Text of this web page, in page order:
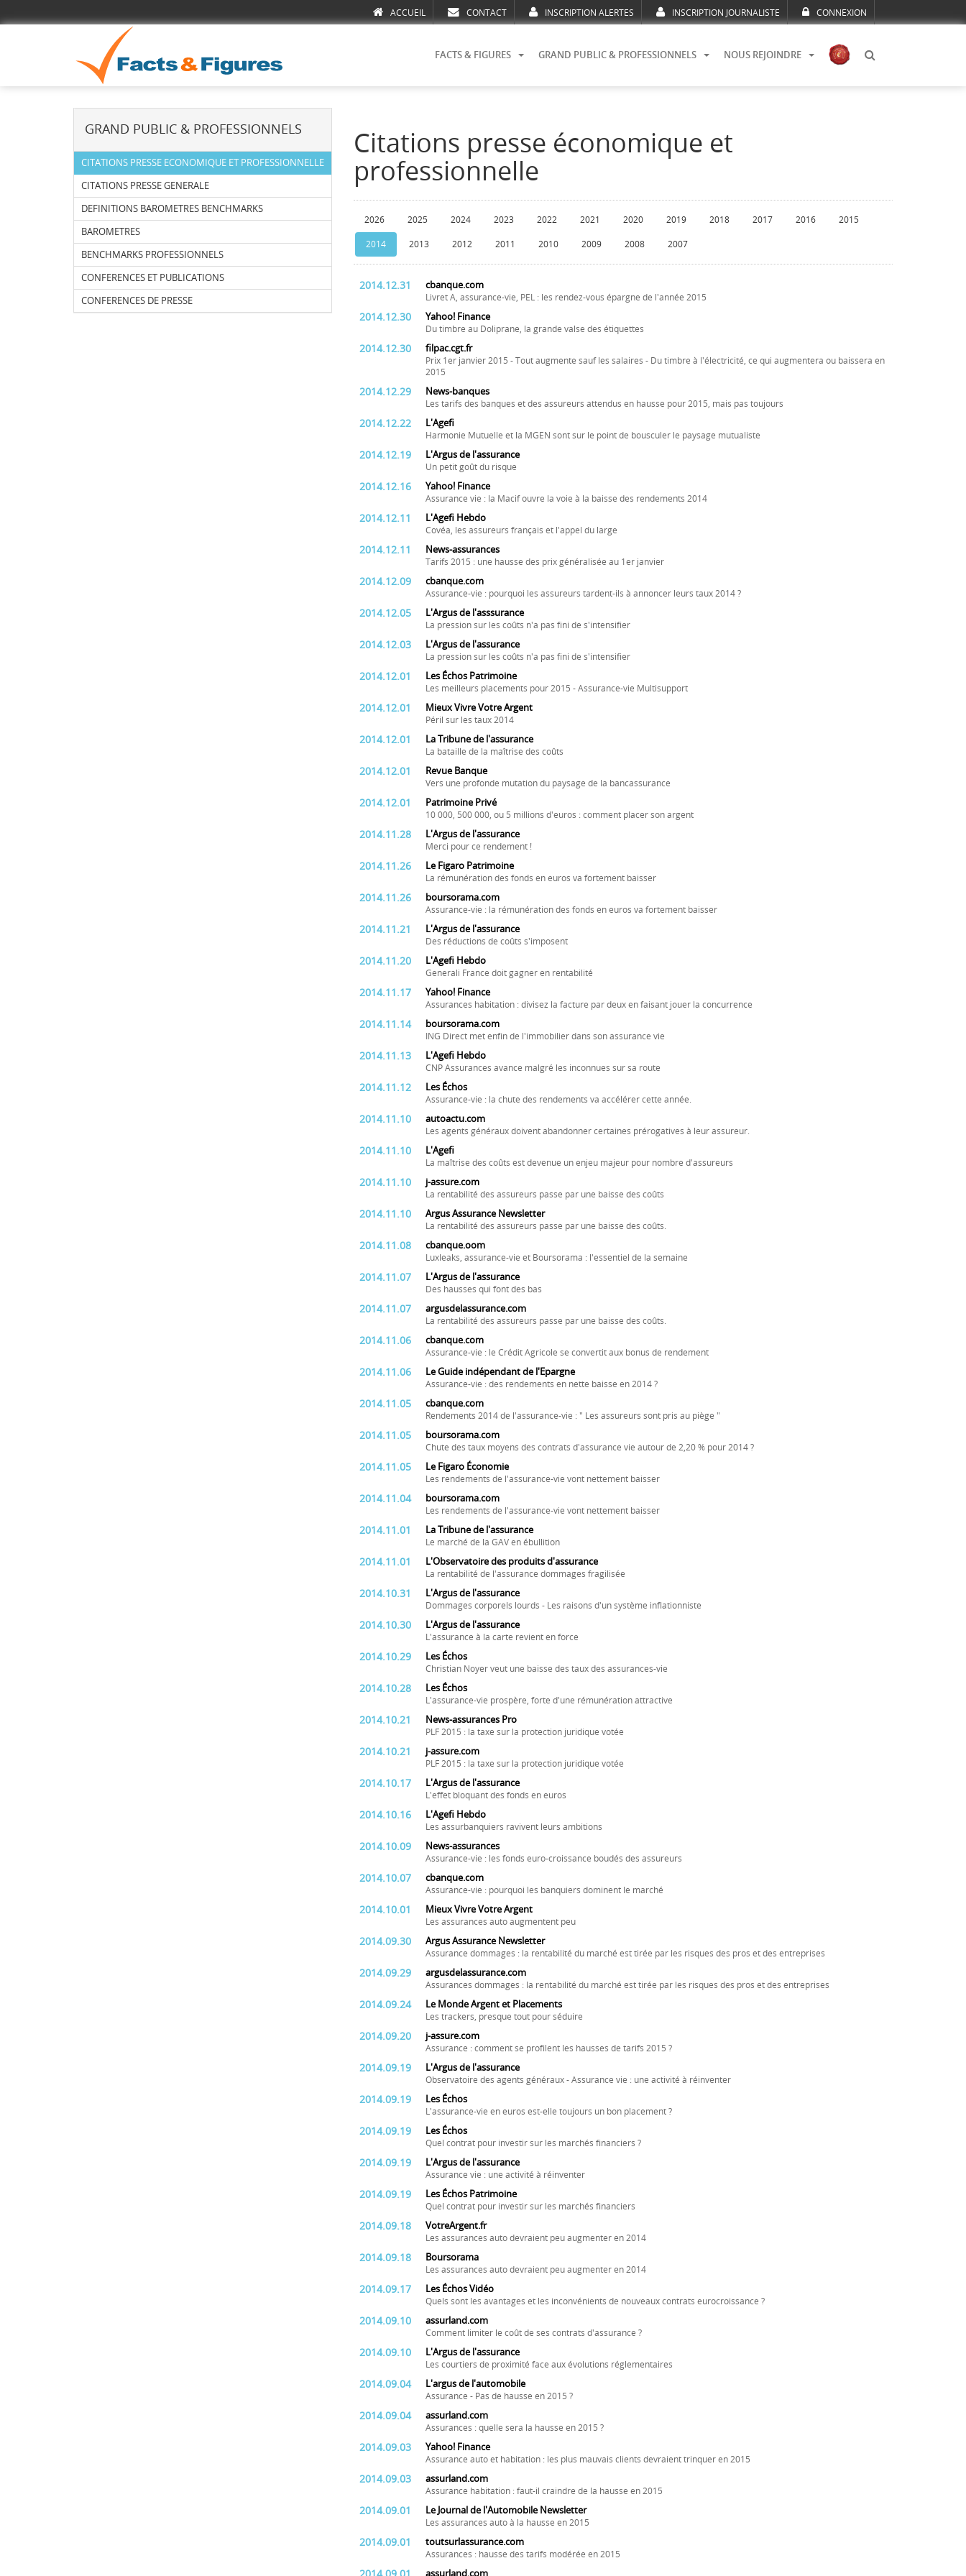
ACCUEIL CONTACT INSCRIPTION ALERTES INSCRIPTION JOURNALISTE CONNEXION
FACTS & FIGURES GRAND PUBLIC & PROFESSIONNELS NOUS REJOINDRE
GRAND PUBLIC & PROFESSIONNELS
CITATIONS PRESSE ECONOMIQUE ET PROFESSIONNELLE
CITATIONS PRESSE GENERALE
DEFINITIONS BAROMETRES BENCHMARKS
BAROMETRES
BENCHMARKS PROFESSIONNELS
CONFERENCES ET PUBLICATIONS
CONFERENCES DE PRESSE
Citations presse économique et
professionnelle
2026 2025 2024 2023 2022 2021 2020 2019 2018 2017 2016 2015
2014 2013 2012 2011 2010 2009 2008 2007
2014.12.31 cbanque.com
Livret A, assurance-vie, PEL : les rendez-vous épargne de l'année 2015
2014.12.30 Yahoo! Finance
Du timbre au Doliprane, la grande valse des étiquettes
2014.12.30 filpac.cgt.fr
Prix 1er janvier 2015 - Tout augmente sauf les salaires - Du timbre à l'électricité, ce qui augmentera ou baissera en
2015
2014.12.29 News-banques
Les tarifs des banques et des assureurs attendus en hausse pour 2015, mais pas toujours
2014.12.22 L'Agefi
Harmonie Mutuelle et la MGEN sont sur le point de bousculer le paysage mutualiste
2014.12.19 L'Argus de l'assurance
Un petit goût du risque
2014.12.16 Yahoo! Finance
Assurance vie : la Macif ouvre la voie à la baisse des rendements 2014
2014.12.11 L'Agefi Hebdo
Covéa, les assureurs français et l'appel du large
2014.12.11 News-assurances
Tarifs 2015 : une hausse des prix généralisée au 1er janvier
2014.12.09 cbanque.com
Assurance-vie : pourquoi les assureurs tardent-ils à annoncer leurs taux 2014 ?
2014.12.05 L'Argus de l'asssurance
La pression sur les coûts n'a pas fini de s'intensifier
2014.12.03 L'Argus de l'assurance
La pression sur les coûts n'a pas fini de s'intensifier
2014.12.01 Les Échos Patrimoine
Les meilleurs placements pour 2015 - Assurance-vie Multisupport
2014.12.01 Mieux Vivre Votre Argent
Péril sur les taux 2014
2014.12.01 La Tribune de l'assurance
La bataille de la maîtrise des coûts
2014.12.01 Revue Banque
Vers une profonde mutation du paysage de la bancassurance
2014.12.01 Patrimoine Privé
10 000, 500 000, ou 5 millions d'euros : comment placer son argent
2014.11.28 L'Argus de l'assurance
Merci pour ce rendement !
2014.11.26 Le Figaro Patrimoine
La rémunération des fonds en euros va fortement baisser
2014.11.26 boursorama.com
Assurance-vie : la rémunération des fonds en euros va fortement baisser
2014.11.21 L'Argus de l'assurance
Des réductions de coûts s'imposent
2014.11.20 L'Agefi Hebdo
Generali France doit gagner en rentabilité
2014.11.17 Yahoo! Finance
Assurances habitation : divisez la facture par deux en faisant jouer la concurrence
2014.11.14 boursorama.com
ING Direct met enfin de l'immobilier dans son assurance vie
2014.11.13 L'Agefi Hebdo
CNP Assurances avance malgré les inconnues sur sa route
2014.11.12 Les Échos
Assurance-vie : la chute des rendements va accélérer cette année.
2014.11.10 autoactu.com
Les agents généraux doivent abandonner certaines prérogatives à leur assureur.
2014.11.10 L'Agefi
La maîtrise des coûts est devenue un enjeu majeur pour nombre d'assureurs
2014.11.10 j-assure.com
La rentabilité des assureurs passe par une baisse des coûts
2014.11.10 Argus Assurance Newsletter
La rentabilité des assureurs passe par une baisse des coûts.
2014.11.08 cbanque.oom
Luxleaks, assurance-vie et Boursorama : l'essentiel de la semaine
2014.11.07 L'Argus de l'assurance
Des hausses qui font des bas
2014.11.07 argusdelassurance.com
La rentabilité des assureurs passe par une baisse des coûts.
2014.11.06 cbanque.com
Assurance-vie : le Crédit Agricole se convertit aux bonus de rendement
2014.11.06 Le Guide indépendant de l'Epargne
Assurance-vie : des rendements en nette baisse en 2014 ?
2014.11.05 cbanque.com
Rendements 2014 de l'assurance-vie : " Les assureurs sont pris au piège "
2014.11.05 boursorama.com
Chute des taux moyens des contrats d'assurance vie autour de 2,20 % pour 2014 ?
2014.11.05 Le Figaro Économie
Les rendements de l'assurance-vie vont nettement baisser
2014.11.04 boursorama.com
Les rendements de l'assurance-vie vont nettement baisser
2014.11.01 La Tribune de l'assurance
Le marché de la GAV en ébullition
2014.11.01 L'Observatoire des produits d'assurance
La rentabilité de l'assurance dommages fragilisée
2014.10.31 L'Argus de l'assurance
Dommages corporels lourds - Les raisons d'un système inflationniste
2014.10.30 L'Argus de l'assurance
L'assurance à la carte revient en force
2014.10.29 Les Échos
Christian Noyer veut une baisse des taux des assurances-vie
2014.10.28 Les Échos
L'assurance-vie prospère, forte d'une rémunération attractive
2014.10.21 News-assurances Pro
PLF 2015 : la taxe sur la protection juridique votée
2014.10.21 j-assure.com
PLF 2015 : la taxe sur la protection juridique votée
2014.10.17 L'Argus de l'assurance
L'effet bloquant des fonds en euros
2014.10.16 L'Agefi Hebdo
Les assurbanquiers ravivent leurs ambitions
2014.10.09 News-assurances
Assurance-vie : les fonds euro-croissance boudés des assureurs
2014.10.07 cbanque.com
Assurance-vie : pourquoi les banquiers dominent le marché
2014.10.01 Mieux Vivre Votre Argent
Les assurances auto augmentent peu
2014.09.30 Argus Assurance Newsletter
Assurance dommages : la rentabilité du marché est tirée par les risques des pros et des entreprises
2014.09.29 argusdelassurance.com
Assurances dommages : la rentabilité du marché est tirée par les risques des pros et des entreprises
2014.09.24 Le Monde Argent et Placements
Les trackers, presque tout pour séduire
2014.09.20 j-assure.com
Assurance : comment se profilent les hausses de tarifs 2015 ?
2014.09.19 L'Argus de l'assurance
Observatoire des agents généraux - Assurance vie : une activité à réinventer
2014.09.19 Les Échos
L'assurance-vie en euros est-elle toujours un bon placement ?
2014.09.19 Les Échos
Quel contrat pour investir sur les marchés financiers ?
2014.09.19 L'Argus de l'assurance
Assurance vie : une activité à réinventer
2014.09.19 Les Échos Patrimoine
Quel contrat pour investir sur les marchés financiers
2014.09.18 VotreArgent.fr
Les assurances auto devraient peu augmenter en 2014
2014.09.18 Boursorama
Les assurances auto devraient peu augmenter en 2014
2014.09.17 Les Échos Vidéo
Quels sont les avantages et les inconvénients de nouveaux contrats eurocroissance ?
2014.09.10 assurland.com
Comment limiter le coût de ses contrats d'assurance ?
2014.09.10 L'Argus de l'assurance
Les courtiers de proximité face aux évolutions réglementaires
2014.09.04 L'argus de l'automobile
Assurance - Pas de hausse en 2015 ?
2014.09.04 assurland.com
Assurances : quelle sera la hausse en 2015 ?
2014.09.03 Yahoo! Finance
Assurance auto et habitation : les plus mauvais clients devraient trinquer en 2015
2014.09.03 assurland.com
Assurance habitation : faut-il craindre de la hausse en 2015
2014.09.01 Le Journal de l'Automobile Newsletter
Les assurances auto à la hausse en 2015
2014.09.01 toutsurlassurance.com
Assurances : hausse des tarifs modérée en 2015
assurland.com